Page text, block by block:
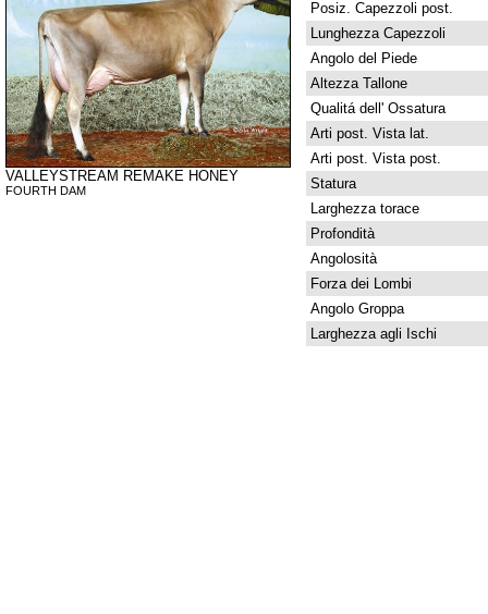
VALLEYSTREAM REMAKE HONEY
FOURTH DAM
Posiz. Capezzoli post.
Lunghezza Capezzoli
Angolo del Piede
Altezza Tallone
Qualitá dell' Ossatura
Arti post. Vista lat.
Arti post. Vista post.
Statura
Larghezza torace
Profondità
Angolosità
Forza dei Lombi
Angolo Groppa
Larghezza agli Ischi